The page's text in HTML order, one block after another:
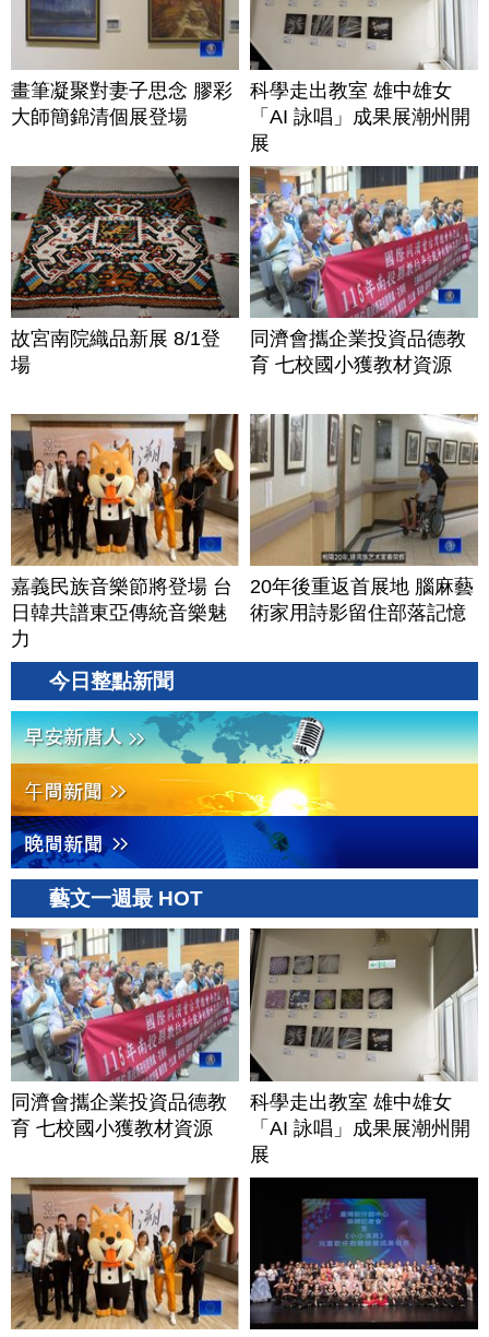
畫筆凝聚對妻子思念 膠彩
大師簡錦清個展登場
科學走出教室 雄中雄女
「AI 詠唱」成果展潮州開
展
故宮南院織品新展 8/1登
場
同濟會攜企業投資品德教
育 七校國小獲教材資源
嘉義民族音樂節將登場 台
日韓共譜東亞傳統音樂魅
力
20年後重返首展地 腦麻藝
術家用詩影留住部落記憶
今日整點新聞
藝文一週最 HOT
同濟會攜企業投資品德教
育 七校國小獲教材資源
科學走出教室 雄中雄女
「AI 詠唱」成果展潮州開
展